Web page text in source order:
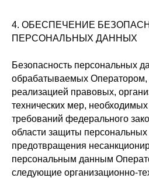
4. ОБЕСПЕЧЕНИЕ
ПЕРСОНАЛЬНЫХ ДАННЫХ
Безопасность персональных
обрабатываемых Оператором,
реализацией правовых,
технических мер,
требований федерального
области защиты
предотвращения
персональным данным
следующие организационно-